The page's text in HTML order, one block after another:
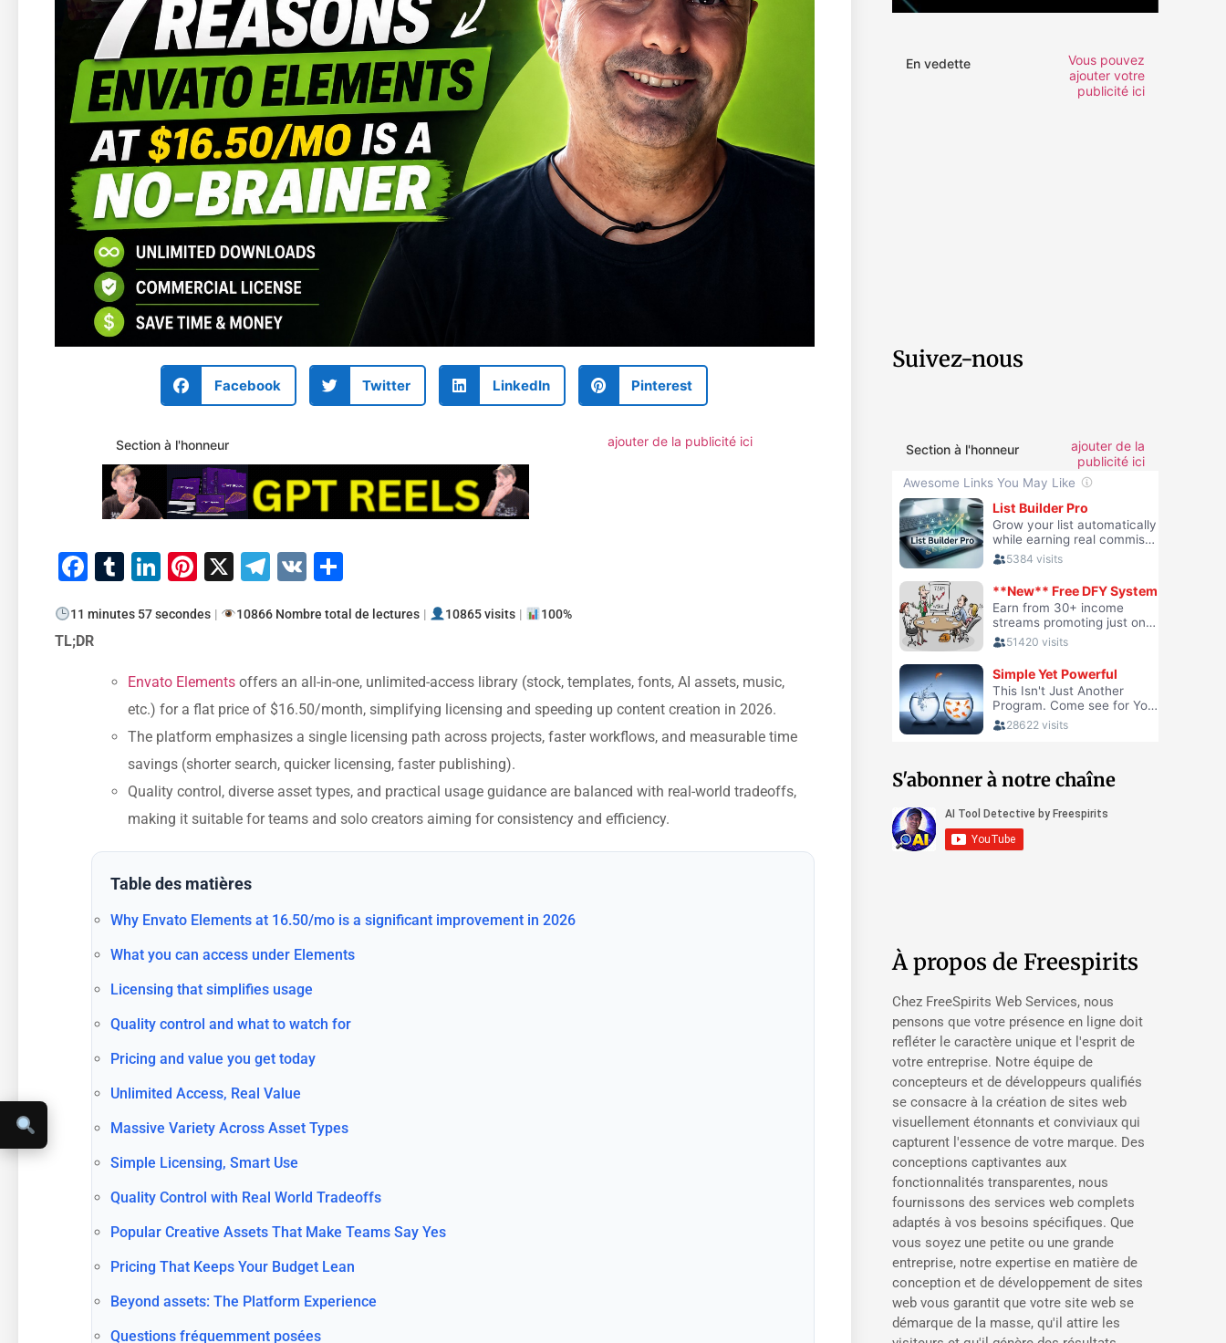
Facebook Twitter LinkedIn Pinterest
Section à l'honneur ajouter de la publicité ici
Facebook
Tumblr
LinkedIn
Pinterest
X Telegram
VK
11 minutes 57 secondes | 10866 Nombre total de lectures | 10865 visits | 100%
TL;DR
Envato Elements offers an all-in-one, unlimited-access library (stock, templates, fonts, AI assets, music,
etc.) for a flat price of $16.50/month, simplifying licensing and speeding up content creation in 2026.
The platform emphasizes a single licensing path across projects, faster workflows, and measurable time
savings (shorter search, quicker licensing, faster publishing).
Quality control, diverse asset types, and practical usage guidance are balanced with real-world tradeoffs,
making it suitable for teams and solo creators aiming for consistency and efficiency.
Table des matières
Why Envato Elements at 16.50/mo is a significant improvement in 2026
What you can access under Elements
Licensing that simplifies usage
Quality control and what to watch for
Pricing and value you get today
Unlimited Access, Real Value
Massive Variety Across Asset Types
Simple Licensing, Smart Use
Quality Control with Real World Tradeoffs
Popular Creative Assets That Make Teams Say Yes
Pricing That Keeps Your Budget Lean
Beyond assets: The Platform Experience
Questions fréquemment posées
En vedette
Vous pouvez
ajouter votre
publicité ici
Suivez-nous
Section à l'honneur
ajouter de la
publicité ici
S'abonner à notre chaîne
À propos de Freespirits
Chez FreeSpirits Web Services, nous
pensons que votre présence en ligne doit
refléter le caractère unique et l'esprit de
votre entreprise. Notre équipe de
concepteurs et de développeurs qualifiés
se consacre à la création de sites web
visuellement étonnants et conviviaux qui
capturent l'essence de votre marque. Des
conceptions captivantes aux
fonctionnalités transparentes, nous
fournissons des services web complets
adaptés à vos besoins spécifiques. Que
vous soyez une petite ou une grande
entreprise, notre expertise en matière de
conception et de développement de sites
web vous garantit que votre site web se
démarque de la masse, qu'il attire les